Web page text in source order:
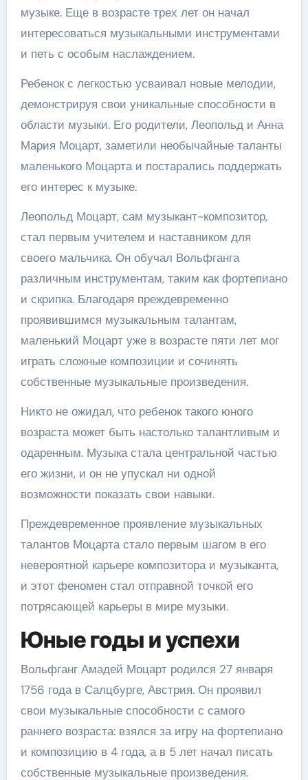
музыке. Еще в возрасте трех лет он начал
интересоваться музыкальными инструментами
и петь с особым наслаждением.
Ребенок с легкостью усваивал новые мелодии,
демонстрируя свои уникальные способности в
области музыки. Его родители, Леопольд и Анна
Мария Моцарт, заметили необычайные таланты
маленького Моцарта и постарались поддержать
его интерес к музыке.
Леопольд Моцарт, сам музыкант-композитор,
стал первым учителем и наставником для
своего мальчика. Он обучал Вольфганга
различным инструментам, таким как фортепиано
и скрипка. Благодаря преждевременно
проявившимся музыкальным талантам,
маленький Моцарт уже в возрасте пяти лет мог
играть сложные композиции и сочинять
собственные музыкальные произведения.
Никто не ожидал, что ребенок такого юного
возраста может быть настолько талантливым и
одаренным. Музыка стала центральной частью
его жизни, и он не упускал ни одной
возможности показать свои навыки.
Преждевременное проявление музыкальных
талантов Моцарта стало первым шагом в его
невероятной карьере композитора и музыканта,
и этот феномен стал отправной точкой его
потрясающей карьеры в мире музыки.
Юные годы и успехи
Вольфганг Амадей Моцарт родился 27 января
1756 года в Салцбурге, Австрия. Он проявил
свои музыкальные способности с самого
раннего возраста: взялся за игру на фортепиано
и композицию в 4 года, а в 5 лет начал писать
собственные музыкальные произведения.